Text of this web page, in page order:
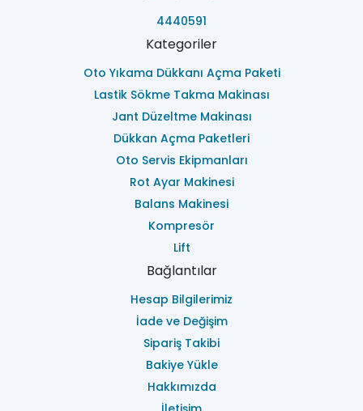
4440591
Kategoriler
Oto Yıkama Dükkanı Açma Paketi
Lastik Sökme Takma Makinası
Jant Düzeltme Makinası
Dükkan Açma Paketleri
Oto Servis Ekipmanları
Rot Ayar Makinesi
Balans Makinesi
Kompresör
Lift
Bağlantılar
Hesap Bilgilerimiz
İade ve Değişim
Sipariş Takibi
Bakiye Yükle
Hakkımızda